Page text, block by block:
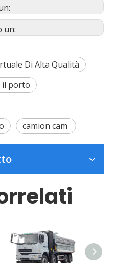
un:
Di Alta Qualità
il porto
camion cam